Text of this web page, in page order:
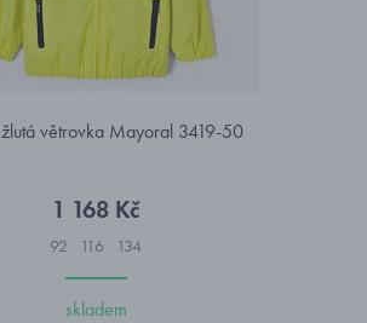
větrovka Mayoral 3419-50
1 168 Kč
92 116 134
skladem